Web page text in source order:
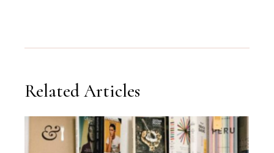
Related Articles